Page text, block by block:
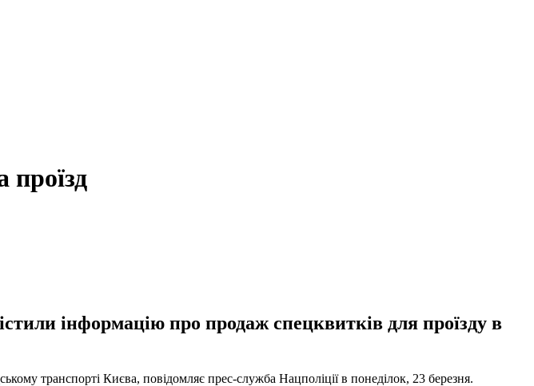
проїзд
інформацію про продаж спецквитків для проїзду в
транспорті Києва, повідомляє прес-служба Нацполіції в понеділок, 23 березня.